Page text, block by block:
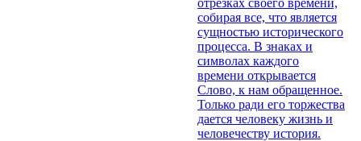
собирая все, что является
сущностью исторического
процесса. В знаках и
символах каждого
времени открывается
Слово, к нам обращенное.
Только ради его торжества
дается человеку жизнь и
человечеству история.